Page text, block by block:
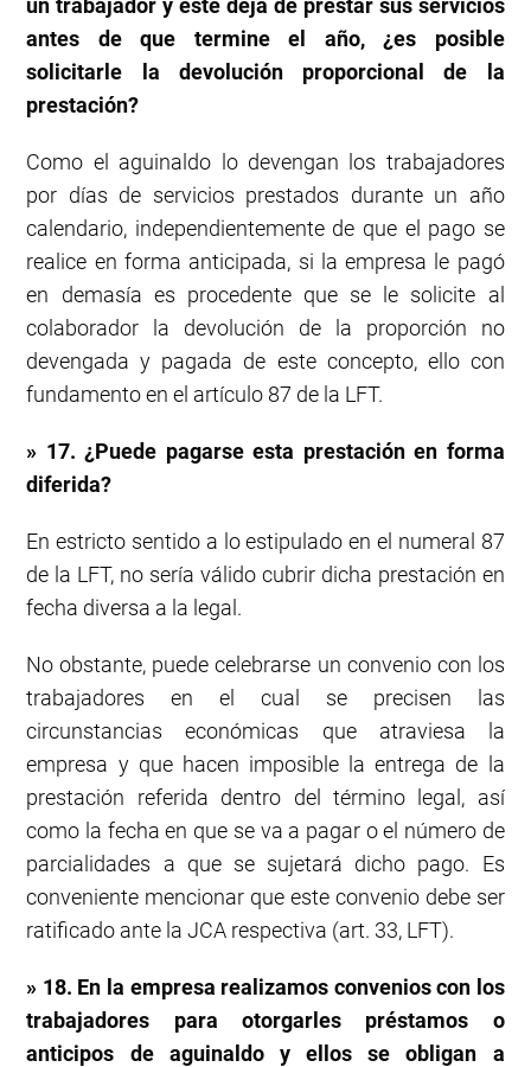
un trabajador y este deja de prestar sus servicios
antes de que termine el año, ¿es posible
solicitarle la devolución proporcional de la
prestación?
Como el aguinaldo lo devengan los trabajadores
por días de servicios prestados durante un año
calendario, independientemente de que el pago se
realice en forma anticipada, si la empresa le pagó
en demasía es procedente que se le solicite al
colaborador la devolución de la proporción no
devengada y pagada de este concepto, ello con
fundamento en el artículo 87 de la LFT.
» 17. ¿Puede pagarse esta prestación en forma
diferida?
En estricto sentido a lo estipulado en el numeral 87
de la LFT, no sería válido cubrir dicha prestación en
fecha diversa a la legal.
No obstante, puede celebrarse un convenio con los
trabajadores en el cual se precisen las
circunstancias económicas que atraviesa la
empresa y que hacen imposible la entrega de la
prestación referida dentro del término legal, así
como la fecha en que se va a pagar o el número de
parcialidades a que se sujetará dicho pago. Es
conveniente mencionar que este convenio debe ser
ratificado ante la JCA respectiva (art. 33, LFT).
» 18. En la empresa realizamos convenios con los
trabajadores para otorgarles préstamos o
anticipos de aguinaldo y ellos se obligan a